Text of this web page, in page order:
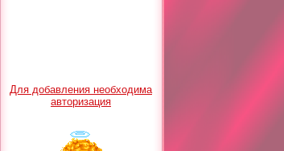
Для добавления необходима
авторизация